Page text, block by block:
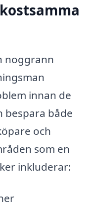
noggrann
innan de
bespara både
och
som en
inkluderar: